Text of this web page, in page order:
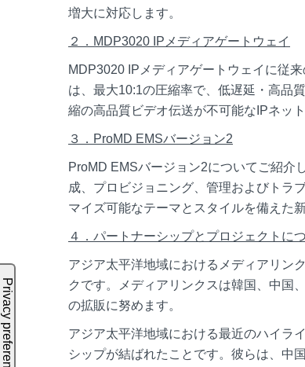
増大に対応します。
２． MDP3020 IPメディアゲートウェイ
MDP3020 IPメディアゲートウェイに従
は、最大10:1の圧縮率で、低遅延・高品
縮の高品質ビデオ伝送が不可能なIPネッ
３． ProMD EMSバージョン2
ProMD EMSバージョン2についてご紹介
成、プロビジョニング、管理およびトラ
マイズ可能なテーマとスタイルを備えた
４．パートナーシップとプロジェクトに
アジア太平洋地域におけるメディアリン
クです。メディアリンクスは韓国、中国
の拡販に努めます。
アジア太平洋地域における最近のハイラ
シップが結ばれたことです。彼らは、中